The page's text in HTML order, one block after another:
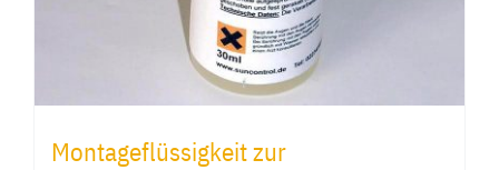
Montageflüssigkeit zur